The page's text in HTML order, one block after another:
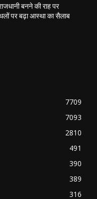
बनने की राह पर
पर बढ़ा आस्था का सैलाब
7709
7093
2810
491
390
389
316